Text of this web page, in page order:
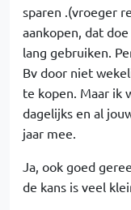
sparen .(vroeger
aankopen, dat
lang gebruiken.
Bv door niet
te kopen. Maar ik
dagelijks en al
jaar mee.
Ja, ook goed
de kans is veel